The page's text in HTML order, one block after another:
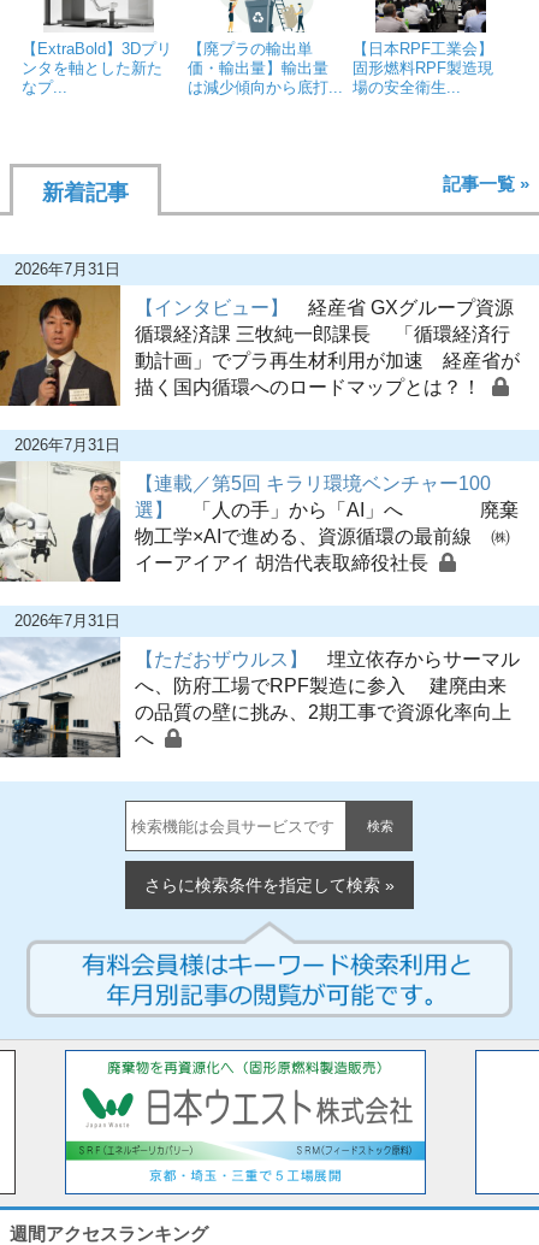
【ExtraBold】3Dプリ
ンタを軸とした新た
なプ...
【廃プラの輸出単
価・輸出量】輸出量
は減少傾向から底打...
【日本RPF工業会】
固形燃料RPF製造現
場の安全衛生...
新着記事 記事一覧 »
2026年7月31日
【インタビュー】
経産省 GXグループ資源
循環経済課 三牧純一郎課長 「循環経済行
動計画」でプラ再生材利用が加速 経産省が
描く国内循環へのロードマップとは？！
2026年7月31日
【連載／第5回 キラリ環境ベンチャー100
選】
「人の手」から「AI」へ 廃棄
物工学×AIで進める、資源循環の最前線 ㈱
イーアイアイ 胡浩代表取締役社長
2026年7月31日
【ただおザウルス】
埋立依存からサーマル
へ、防府工場でRPF製造に参入 建廃由来
の品質の壁に挑み、2期工事で資源化率向上
へ
検索
さらに検索条件を指定して検索 »
週間アクセスランキング